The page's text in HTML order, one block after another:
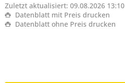
Zuletzt aktualisiert: 09.08.2026 13:10
Datenblatt mit Preis drucken
Datenblatt ohne Preis drucken